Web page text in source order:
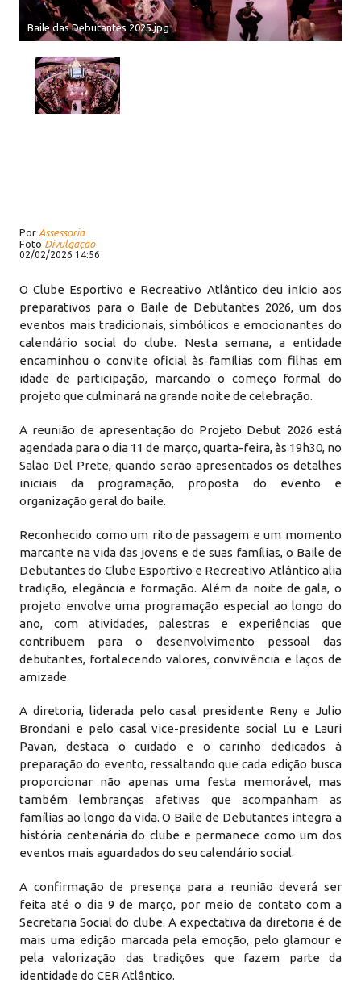
Baile das Debutantes 2025.jpg
Por Assessoria
Foto Divulgação
02/02/2026 14:56
O Clube Esportivo e Recreativo Atlântico deu início aos
preparativos para o Baile de Debutantes 2026, um dos
eventos mais tradicionais, simbólicos e emocionantes do
calendário social do clube. Nesta semana, a entidade
encaminhou o convite oficial às famílias com filhas em
idade de participação, marcando o começo formal do
projeto que culminará na grande noite de celebração.
A reunião de apresentação do Projeto Debut 2026 está
agendada para o dia 11 de março, quarta-feira, às 19h30, no
Salão Del Prete, quando serão apresentados os detalhes
iniciais da programação, proposta do evento e
organização geral do baile.
Reconhecido como um rito de passagem e um momento
marcante na vida das jovens e de suas famílias, o Baile de
Debutantes do Clube Esportivo e Recreativo Atlântico alia
tradição, elegância e formação. Além da noite de gala, o
projeto envolve uma programação especial ao longo do
ano, com atividades, palestras e experiências que
contribuem para o desenvolvimento pessoal das
debutantes, fortalecendo valores, convivência e laços de
amizade.
A diretoria, liderada pelo casal presidente Reny e Julio
Brondani e pelo casal vice-presidente social Lu e Lauri
Pavan, destaca o cuidado e o carinho dedicados à
preparação do evento, ressaltando que cada edição busca
proporcionar não apenas uma festa memorável, mas
também lembranças afetivas que acompanham as
famílias ao longo da vida. O Baile de Debutantes integra a
história centenária do clube e permanece como um dos
eventos mais aguardados do seu calendário social.
A confirmação de presença para a reunião deverá ser
feita até o dia 9 de março, por meio de contato com a
Secretaria Social do clube. A expectativa da diretoria é de
mais uma edição marcada pela emoção, pelo glamour e
pela valorização das tradições que fazem parte da
identidade do CER Atlântico.